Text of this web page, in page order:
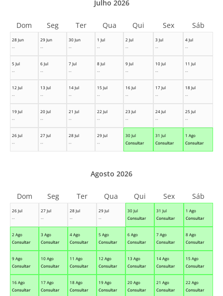
28 Jun
--
29 Jun
--
30 Jun
--
1 Jul
--
2 Jul
--
3 Jul
--
4 Jul
--
5 Jul
--
6 Jul
--
7 Jul
--
8 Jul
--
9 Jul
--
10 Jul
--
11 Jul
--
12 Jul
--
13 Jul
--
14 Jul
--
15 Jul
--
16 Jul
--
17 Jul
--
18 Jul
--
19 Jul
--
20 Jul
--
21 Jul
--
22 Jul
--
23 Jul
--
24 Jul
--
25 Jul
--
26 Jul
--
27 Jul
--
28 Jul
--
29 Jul
--
30 Jul
Consultar
31 Jul
Consultar
1 Ago
Consultar
Julho 2026
Dom Seg Ter Qua Qui Sex Sáb
26 Jul
--
27 Jul
--
28 Jul
--
29 Jul
--
30 Jul
Consultar
31 Jul
Consultar
1 Ago
Consultar
2 Ago
Consultar
3 Ago
Consultar
4 Ago
Consultar
5 Ago
Consultar
6 Ago
Consultar
7 Ago
Consultar
8 Ago
Consultar
9 Ago
Consultar
10 Ago
Consultar
11 Ago
Consultar
12 Ago
Consultar
13 Ago
Consultar
14 Ago
Consultar
15 Ago
Consultar
16 Ago
Consultar
17 Ago
Consultar
18 Ago
Consultar
19 Ago
Consultar
20 Ago
Consultar
21 Ago
Consultar
22 Ago
Consultar
Agosto 2026
Dom Seg Ter Qua Qui Sex Sáb